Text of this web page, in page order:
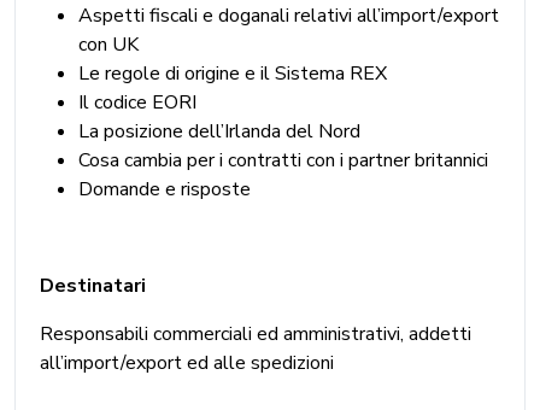
Aspetti fiscali e doganali relativi all’import/export
con UK
Le regole di origine e il Sistema REX
Il codice EORI
La posizione dell’Irlanda del Nord
Cosa cambia per i contratti con i partner britannici
Domande e risposte
Destinatari
Responsabili commerciali ed amministrativi, addetti
all’import/export ed alle spedizioni